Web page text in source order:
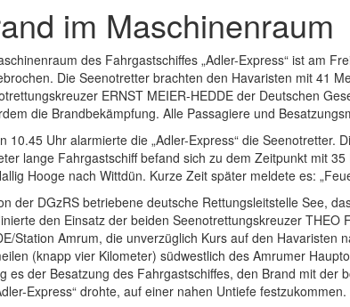
im Maschinenraum
des Fahrgastschiffes „Adler-Express“ ist am
Die Seenotretter brachten den Havaristen mit 41
ERNST MEIER-HEDDE der Deutschen
die Brandbekämpfung. Alle Passagiere und
10.45 Uhr alarmierte die „Adler-Express“ die Seenotretter.
lange Fahrgastschiff befand sich zu dem Zeitpunkt mit
Hooge nach Wittdün. Kurze Zeit später meldete es:
der DGzRS betriebene deutsche Rettungsleitstelle See,
den Einsatz der beiden Seenotrettungskreuzer THEO
Station Amrum, die unverzüglich Kurs auf den Havaristen
(knapp vier Kilometer) südwestlich des Amrumer
es der Besatzung des Fahrgastschiffes, den Brand mit
Express“ drohte, auf einer nahen Untiefe festzukommen.